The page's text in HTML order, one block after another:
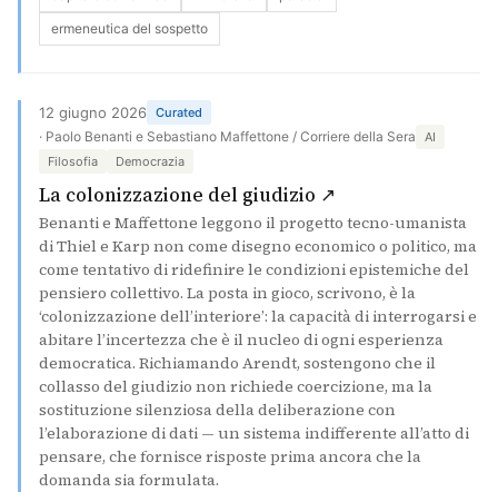
ermeneutica del sospetto
12 giugno 2026 Curated
· Paolo Benanti e Sebastiano Maffettone / Corriere della Sera
AI
Filosofia
Democrazia
La colonizzazione del giudizio ↗
Benanti e Maffettone leggono il progetto tecno-umanista
di Thiel e Karp non come disegno economico o politico, ma
come tentativo di ridefinire le condizioni epistemiche del
pensiero collettivo. La posta in gioco, scrivono, è la
‘colonizzazione dell’interiore’: la capacità di interrogarsi e
abitare l’incertezza che è il nucleo di ogni esperienza
democratica. Richiamando Arendt, sostengono che il
collasso del giudizio non richiede coercizione, ma la
sostituzione silenziosa della deliberazione con
l’elaborazione di dati — un sistema indifferente all’atto di
pensare, che fornisce risposte prima ancora che la
domanda sia formulata.